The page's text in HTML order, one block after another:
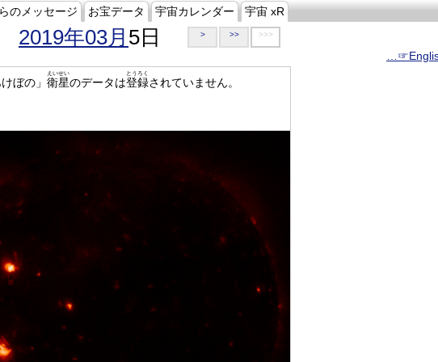
のメッセージ お宝データ 宇宙カレンダー 宇宙 xR
2019年03月 5日 > >> >>>
ぼの」 衛星
えいせい
のデータは登録
とうろく
されていません。